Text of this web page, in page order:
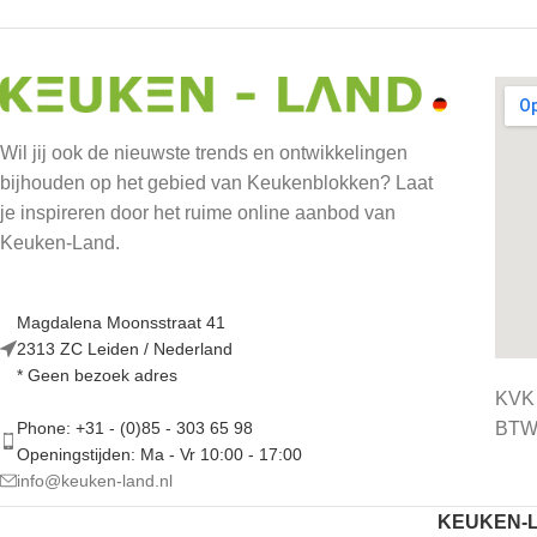
Wil jij ook de nieuwste trends en ontwikkelingen
bijhouden op het gebied van Keukenblokken? Laat
je inspireren door het ruime online aanbod van
Keuken-Land.
Magdalena Moonsstraat 41
2313 ZC Leiden / Nederland
* Geen bezoek adres
Phone: +31 - (0)85 - 303 65 98
Openingstijden: Ma - Vr 10:00 - 17:00
info@keuken-land.nl
KEUKEN-